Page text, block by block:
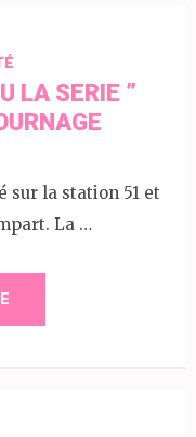
LA SERIE ”
sur la station 51 et
La …